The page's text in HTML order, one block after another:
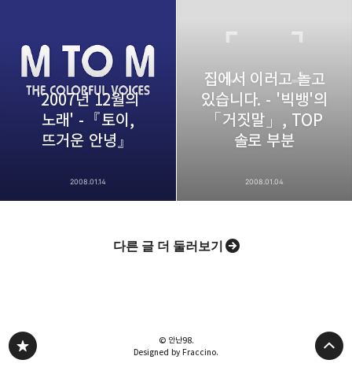
'2007년 12월의
노래' -『토이,
뜨거운 안녕』
2008.01.14
집에서 이러고 놀고
있습니다. - '빅뱅'의
「거짓말」, TOP
솔로 부분
2008.01.04
다른 글 더 둘러보기
© 안난98.
Designed by Fraccino.